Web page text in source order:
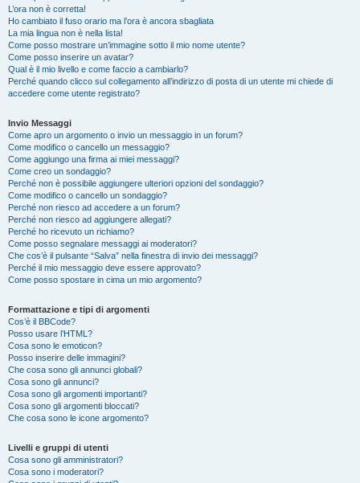
L’ora non è corretta!
Ho cambiato il fuso orario ma l’ora è ancora sbagliata
La mia lingua non è nella lista!
Come posso mostrare un’immagine sotto il mio nome utente?
Come posso inserire un avatar?
Qual è il mio livello e come faccio a cambiarlo?
Perché quando clicco sul collegamento all’indirizzo di posta di un utente mi chiede di
accedere come utente registrato?
Invio Messaggi
Come apro un argomento o invio un messaggio in un forum?
Come modifico o cancello un messaggio?
Come aggiungo una firma ai miei messaggi?
Come creo un sondaggio?
Perché non è possibile aggiungere ulteriori opzioni del sondaggio?
Come modifico o cancello un sondaggio?
Perché non riesco ad accedere a un forum?
Perché non riesco ad aggiungere allegati?
Perché ho ricevuto un richiamo?
Come posso segnalare messaggi ai moderatori?
Che cos’è il pulsante “Salva” nella finestra di invio dei messaggi?
Perché il mio messaggio deve essere approvato?
Come posso spostare in cima un mio argomento?
Formattazione e tipi di argomenti
Cos’è il BBCode?
Posso usare l’HTML?
Cosa sono le emoticon?
Posso inserire delle immagini?
Che cosa sono gli annunci globali?
Cosa sono gli annunci?
Cosa sono gli argomenti importanti?
Cosa sono gli argomenti bloccati?
Che cosa sono le icone argomento?
Livelli e gruppi di utenti
Cosa sono gli amministratori?
Cosa sono i moderatori?